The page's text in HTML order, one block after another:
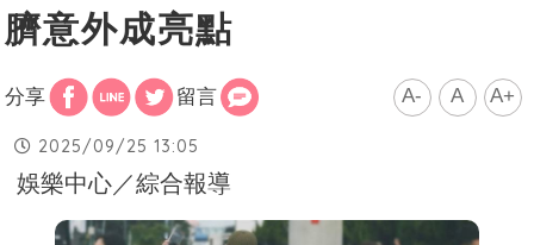
臍意外成亮點
分享 留言 A- A A+
2025/09/25 13:05
娛樂中心／綜合報導